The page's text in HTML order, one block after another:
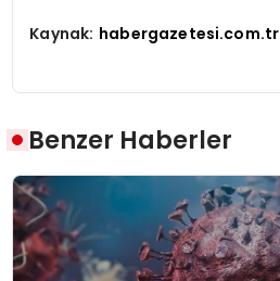
Kaynak: habergazetesi.com.tr
Benzer Haberler